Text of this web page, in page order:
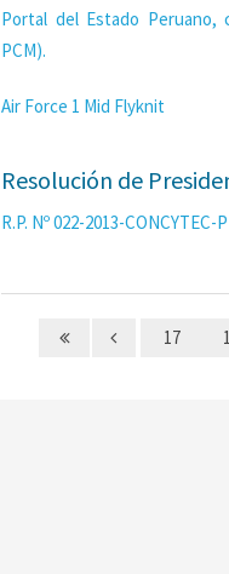
Portal del Estado Peruano,
PCM).
Air Force 1 Mid Flyknit
Resolución de
R.P. Nº 022-2013-CONCYTEC-
17